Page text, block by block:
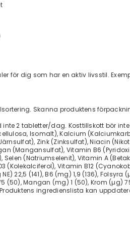
för dig som har en aktiv livsstil.
Skanna produktens
2 tabletter/dag. Kosttillskott bör
Isomalt), Kalcium
Zink (Zinksulfat), Niacin
(Mangansulfat), Vitamin B6
(Natriumselenit), Vitamin A
Vitamin B12
22,5 (141), B6 (mg) 1,9 (136),
Mangan (mg) 1 (50), Krom (µg)
ingredienslista kan